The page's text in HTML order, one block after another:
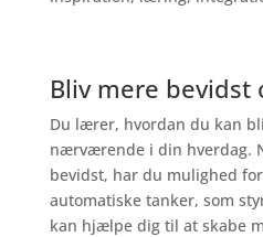
Bliv mere
Du lærer, hvordan du kan
nærværende i din hverdag.
bevidst, har du mulighed
automatiske tanker, som
kan hjælpe dig til at skabe